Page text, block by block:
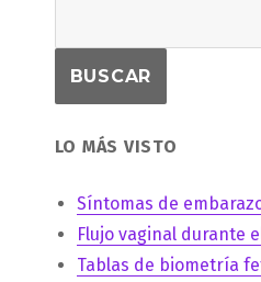
LO MÁS VISTO
Síntomas de
Flujo vaginal durante
Tablas de biometría